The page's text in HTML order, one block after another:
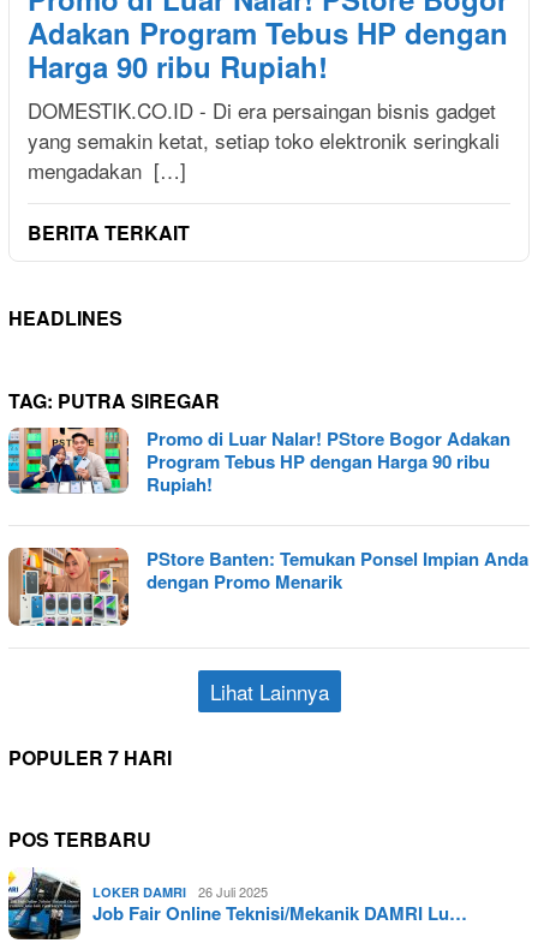
Adakan Program Tebus HP dengan
Harga 90 ribu Rupiah!
DOMESTIK.CO.ID - Di era persaingan bisnis gadget
yang semakin ketat, setiap toko elektronik seringkali
mengadakan […]
BERITA TERKAIT
HEADLINES
TAG: PUTRA SIREGAR
Promo di Luar Nalar! PStore Bogor Adakan
Program Tebus HP dengan Harga 90 ribu
Rupiah!
PStore Banten: Temukan Ponsel Impian Anda
dengan Promo Menarik
Lihat Lainnya
POPULER 7 HARI
POS TERBARU
LOKER DAMRI 26 Juli 2025
Job Fair Online Teknisi/Mekanik DAMRI Lu…